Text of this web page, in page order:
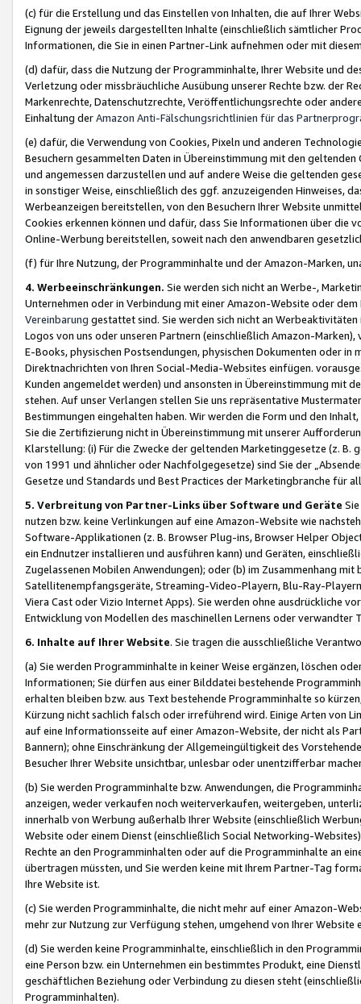
(c) für die Erstellung und das Einstellen von Inhalten, die auf Ihrer
Eignung der jeweils dargestellten Inhalte (einschließlich sämtlicher
Informationen, die Sie in einen Partner-Link aufnehmen oder mit
(d) dafür, dass die Nutzung der Programminhalte, Ihrer Website und
Verletzung oder missbräuchliche Ausübung unserer Rechte bzw. der
Markenrechte, Datenschutzrechte, Veröffentlichungsrechte oder
Einhaltung derAmazon Anti-Fälschungsrichtlinien für das
(e) dafür, die Verwendung von Cookies, Pixeln und anderen
Besuchern gesammelten Daten in Übereinstimmung mit den
und angemessen darzustellen und auf andere Weise die geltenden
in sonstiger Weise, einschließlich des ggf. anzuzeigenden Hinweises,
Werbeanzeigen bereitstellen, von den Besuchern Ihrer Website
Cookies erkennen können und dafür, dass Sie Informationen über die
Online-Werbung bereitstellen, soweit nach den anwendbaren
(f) für Ihre Nutzung, der Programminhalte und der Amazon-Marken,
4. Werbeeinschränkungen. Sie werden sich nicht an Werbe-,
Unternehmen oder in Verbindung mit einer Amazon-Website oder
Vereinbarung gestattet sind. Sie werden sich nicht an
Logos von uns oder unseren Partnern (einschließlich Amazon-
E-Books, physischen Postsendungen, physischen Dokumenten oder in
Direktnachrichten von Ihren Social-Media-Websites einfügen.
Kunden angemeldet werden) und ansonsten in Übereinstimmung mit
stehen. Auf unser Verlangen stellen Sie uns repräsentative
Bestimmungen eingehalten haben. Wir werden die Form und den
Sie die Zertifizierung nicht in Übereinstimmung mit unserer
Klarstellung: (i) Für die Zwecke der geltenden Marketinggesetze (z. B.
von 1991 und ähnlicher oder Nachfolgegesetze) sind Sie der
Gesetze und Standards und Best Practices der Marketingbranche für
5. Verbreitung von Partner-Links über Software und Geräte
nutzen bzw. keine Verlinkungen auf eine Amazon-Website wie
Software-Applikationen (z. B. Browser Plug-ins, Browser Helper
ein Endnutzer installieren und ausführen kann) und Geräten,
Zugelassenen Mobilen Anwendungen); oder (b) im Zusammenhang
Satellitenempfangsgeräte, Streaming-Video-Playern, Blu-Ray-
Viera Cast oder Vizio Internet Apps). Sie werden ohne ausdrückliche
Entwicklung von Modellen des maschinellen Lernens oder
6. Inhalte auf Ihrer Website. Sie tragen die ausschließliche
(a) Sie werden Programminhalte in keiner Weise ergänzen, löschen
Informationen; Sie dürfen aus einer Bilddatei bestehende
erhalten bleiben bzw. aus Text bestehende Programminhalte so
Kürzung nicht sachlich falsch oder irreführend wird. Einige Arten von
auf eine Informationsseite auf einer Amazon-Website, der nicht als
Bannern); ohne Einschränkung der Allgemeingültigkeit des
Besucher Ihrer Website unsichtbar, unlesbar oder unentzifferbar
(b) Sie werden Programminhalte bzw. Anwendungen, die
anzeigen, weder verkaufen noch weiterverkaufen, weitergeben,
innerhalb von Werbung außerhalb Ihrer Website (einschließlich
Website oder einem Dienst (einschließlich Social Networking-
Rechte an den Programminhalten oder auf die Programminhalte an
übertragen müssten, und Sie werden keine mit Ihrem Partner-Tag
Ihre Website ist.
(c) Sie werden Programminhalte, die nicht mehr auf einer Amazon-
mehr zur Nutzung zur Verfügung stehen, umgehend von Ihrer
(d) Sie werden keine Programminhalte, einschließlich in den
eine Person bzw. ein Unternehmen ein bestimmtes Produkt, eine
geschäftlichen Beziehung oder Verbindung zu diesen steht
Programminhalten).